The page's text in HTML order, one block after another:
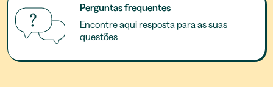
Perguntas frequentes
Encontre aqui resposta para as suas
questões